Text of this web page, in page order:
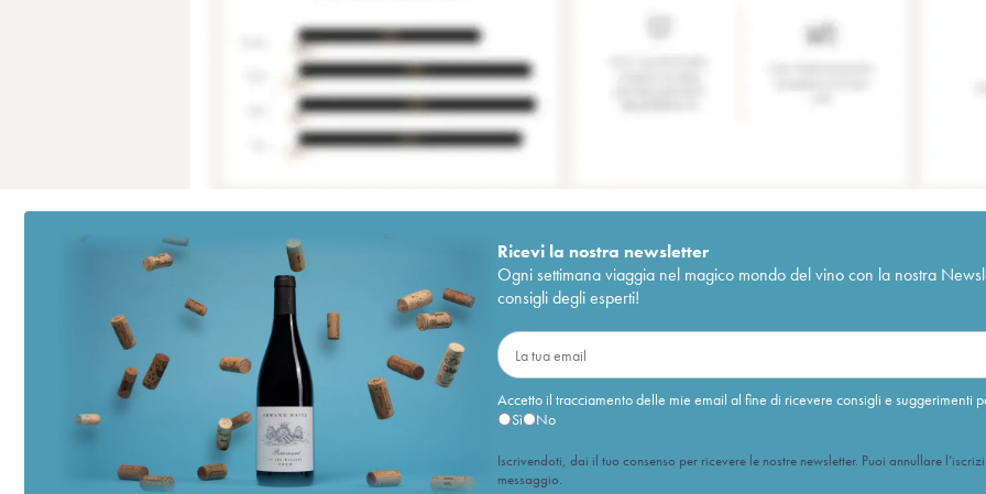
Ricevi la nostra newsletter
Ogni settimana viaggia nel magico mondo del vino con la nostra
consigli degli esperti!
Accetto il tracciamento delle mie email al fine di ricevere consigli e suggerimenti
Sì
No
Iscrivendoti, dai il tuo consenso per ricevere le nostre newsletter. Puoi annullare
messaggio.